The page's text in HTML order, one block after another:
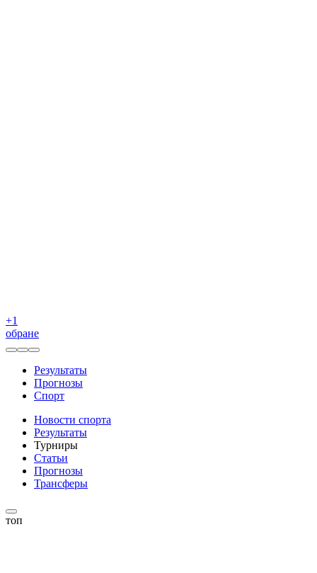
+1
обране
Результаты
Прогнозы
Спорт
Новости спорта
Результаты
Турниры
Статьи
Прогнозы
Трансферы
топ